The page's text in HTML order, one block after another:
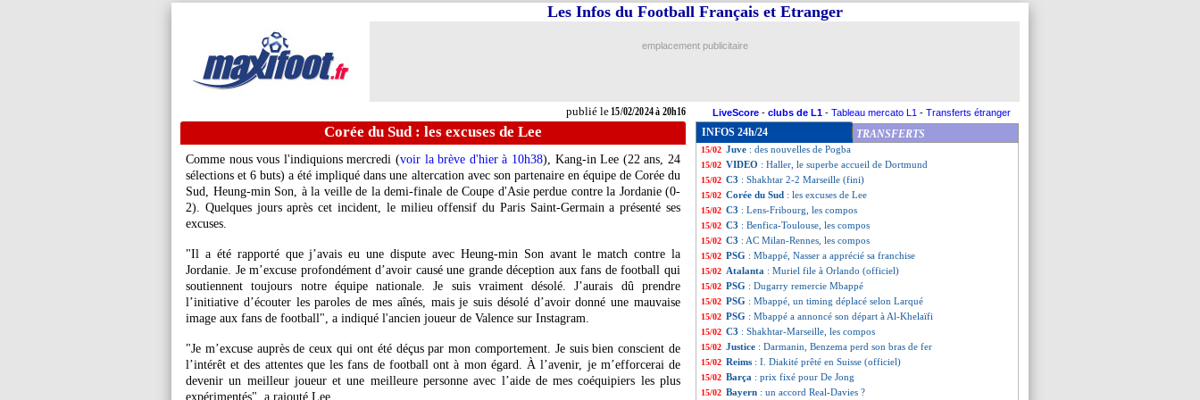
publié le15/02/2024 à 20h16
Les Infos du Football Français et Etranger
emplacement publicitaire
LiveScore - clubs de L1 - Tableau mercato L1 - Transferts étranger
Corée du Sud : les excuses de Lee
Comme nous vous l'indiquions mercredi (voir la brève d'hier à 10h38), Kang-in Lee (22 ans, 24
sélections et 6 buts) a été impliqué dans une altercation avec son partenaire en équipe de Corée du
Sud, Heung-min Son, à la veille de la demi-finale de Coupe d'Asie perdue contre la Jordanie (0-
2). Quelques jours après cet incident, le milieu offensif du Paris Saint-Germain a présenté ses
excuses.
"Il a été rapporté que j’avais eu une dispute avec Heung-min Son avant le match contre la
Jordanie. Je m’excuse profondément d’avoir causé une grande déception aux fans de football qui
soutiennent toujours notre équipe nationale. Je suis vraiment désolé. J’aurais dû prendre
l’initiative d’écouter les paroles de mes aînés, mais je suis désolé d’avoir donné une mauvaise
image aux fans de football", a indiqué l'ancien joueur de Valence sur Instagram.
"Je m’excuse auprès de ceux qui ont été déçus par mon comportement. Je suis bien conscient de
l’intérêt et des attentes que les fans de football ont à mon égard. À l’avenir, je m’efforcerai de
devenir un meilleur joueur et une meilleure personne avec l’aide de mes coéquipiers les plus
expérimentés", a rajouté Lee.
INFOS 24h/24 TRANSFERTS
15/02 C3: Benfica 2-1 Toulouse (fini)
15/02 C3: Lens 0-0 Fribourg (fini)
15/02 OM: Gattuso voit le nul comme une défaite
15/02 PSG: Osimhen favori pour oublier Mbappé ?
15/02 Juve : des nouvelles de Pogba
15/02 VIDEO : Haller, le superbe accueil de Dortmund
15/02 C3 : Shakhtar 2-2 Marseille (fini)
15/02 Corée du Sud : les excuses de Lee
15/02 C3 : Lens-Fribourg, les compos
15/02 C3 : Benfica-Toulouse, les compos
15/02 C3 : AC Milan-Rennes, les compos
15/02 PSG : Mbappé, Nasser a apprécié sa franchise
15/02 Atalanta : Muriel file à Orlando (officiel)
15/02 PSG : Dugarry remercie Mbappé
15/02 PSG : Mbappé, un timing déplacé selon Larqué
15/02 PSG : Mbappé a annoncé son départ à Al-Khelaïfi
15/02 C3 : Shakhtar-Marseille, les compos
15/02 Justice : Darmanin, Benzema perd son bras de fer
15/02 Reims : I. Diakité prêté en Suisse (officiel)
15/02 Barça : prix fixé pour De Jong
15/02 Bayern : un accord Real-Davies ?